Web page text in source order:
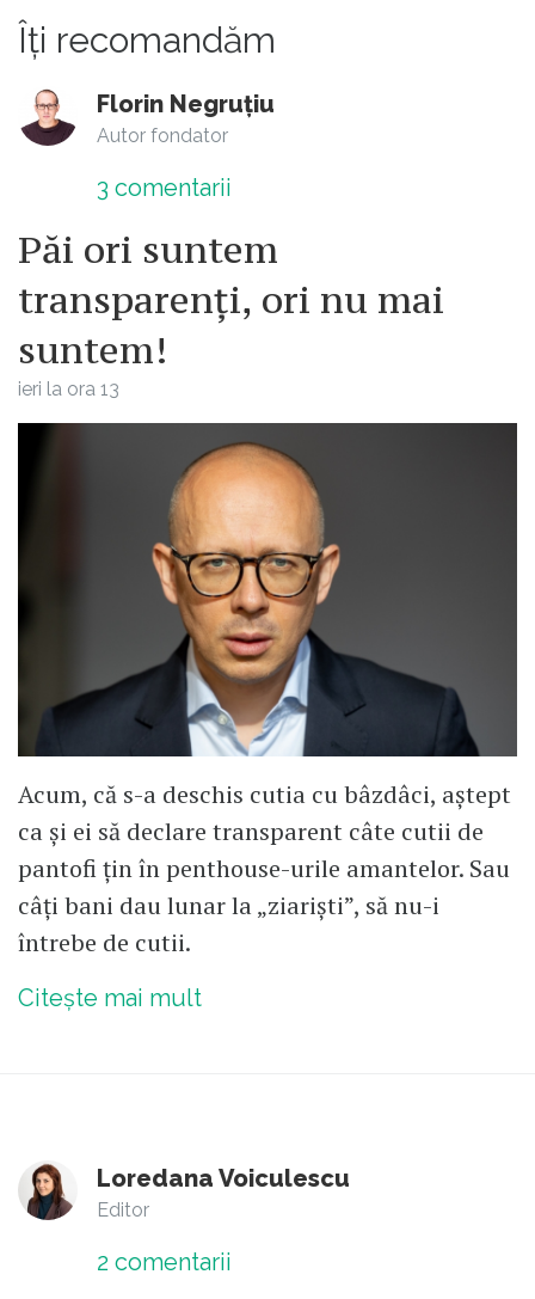
Îți recomandăm
Florin Negruțiu
Autor fondator
3 comentarii
Păi ori suntem
transparenți, ori nu mai
suntem!
ieri la ora 13
Acum, că s-a deschis cutia cu bâzdâci, aștept
ca și ei să declare transparent câte cutii de
pantofi țin în penthouse-urile amantelor. Sau
câți bani dau lunar la „ziariști”, să nu-i
întrebe de cutii.
Citește mai mult
Loredana Voiculescu
Editor
2 comentarii